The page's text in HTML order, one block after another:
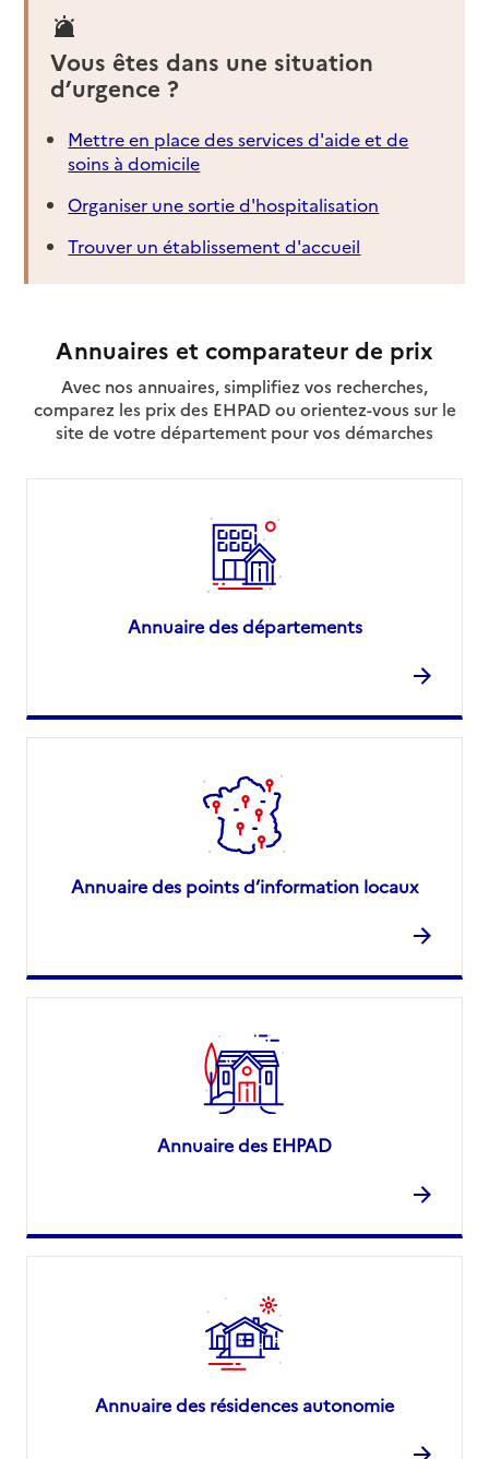
Vous êtes dans une situation
d’urgence ?
Mettre en place des services d'aide et de
soins à domicile
Organiser une sortie d'hospitalisation
Trouver un établissement d'accueil
Annuaires et comparateur de prix
Avec nos annuaires, simplifiez vos recherches,
comparez les prix des EHPAD ou orientez-vous sur le
site de votre département pour vos démarches
Annuaire des départements
Annuaire des points d’information locaux
Annuaire des EHPAD
Annuaire des résidences autonomie